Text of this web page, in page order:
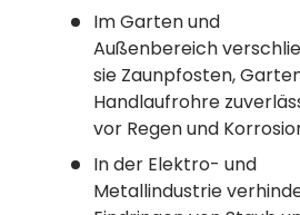
Im Garten und
Außenbereich
sie Zaunpfosten,
Handlaufrohre
vor Regen und
In der Elektro- und
Metallindustrie